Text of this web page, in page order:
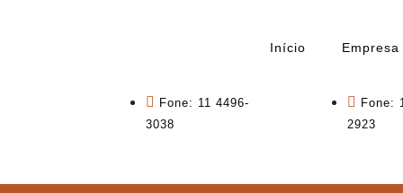
Início Empresa
Fone: 11 4496-
3038
Fone:
2923